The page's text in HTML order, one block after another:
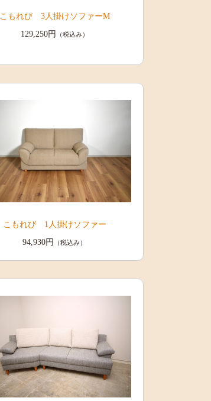
こもれび 3人掛けソファーM
129,250円
（税込み）
こもれび 1人掛けソファー
94,930円
（税込み）